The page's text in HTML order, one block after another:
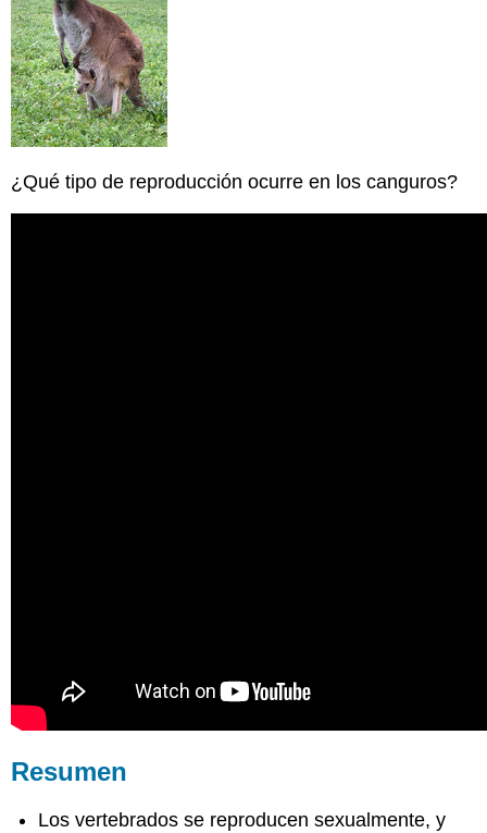
¿Qué tipo de reproducción ocurre en los canguros?
Resumen
Los vertebrados se reproducen sexualmente, y